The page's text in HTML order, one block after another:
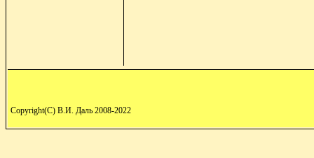
Copyright(C) В.И. Даль 2008-2022